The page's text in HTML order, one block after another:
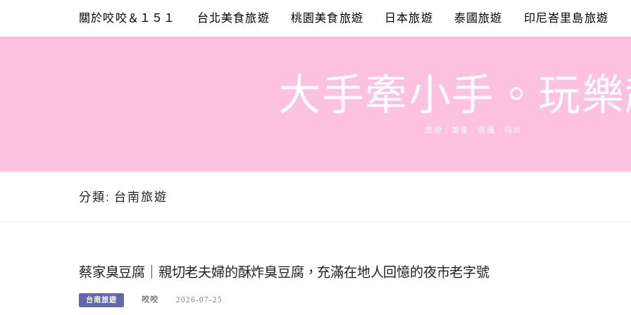
content
關於咬咬＆１５１ 台北美食旅遊 桃園美食旅遊 日本旅遊 泰國旅遊 印尼峇里島旅遊
大手牽小手。玩
旅遊 | 美食 | 商攝 | 時尚
分類: 台南旅遊
蔡家臭豆腐｜親切老夫婦的酥炸臭豆腐，充滿在地人回憶的夜市老字號
台南旅遊 咬咬 2026-07-25